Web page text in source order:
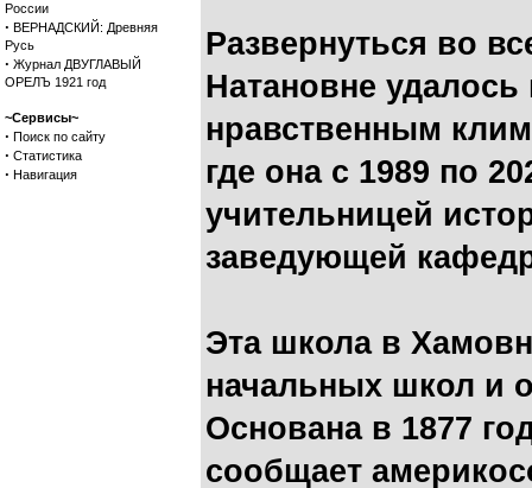
России
· ВЕРНАДСКИЙ: Древняя
Русь
· Журнал ДВУГЛАВЫЙ
ОРЕЛЪ 1921 год
~Сервисы~
· Поиск по сайту
· Статистика
· Навигация
Развернуться во
Натановне
нравственным
где она с 1989 по
учительницей
заведующей
Эта школа в
начальных школ и
Основана в 1877
сообщает